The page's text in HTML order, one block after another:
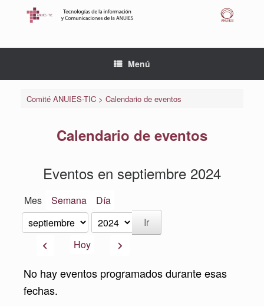
Menú
Comité ANUIES-TIC> Calendario de eventos
Calendario de eventos
Eventos en septiembre 2024
Mes Semana Día
Mes
Año
AnteriorHoy Siguiente
No hay eventos programados durante esas
fechas.